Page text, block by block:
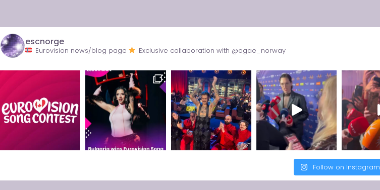
escnorge
Eurovision news/blog page Exclusive collaboration with @ogae_norway
Follow on Instagram